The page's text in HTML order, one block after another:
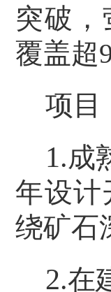
突破，
覆盖超
项目
1.成
年设计
绕矿石
2.在